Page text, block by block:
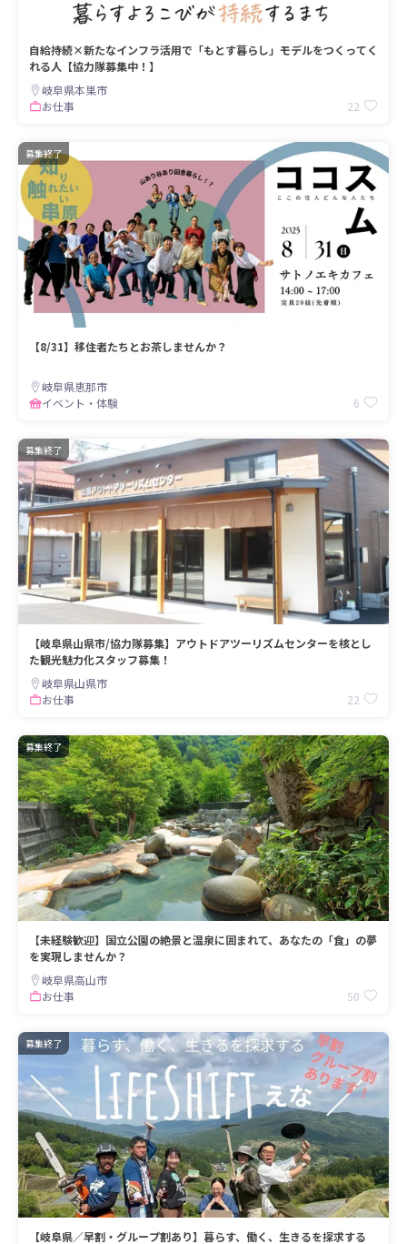
自給持続×新たなインフラ活用で「もとす暮らし」モデルをつくってく
れる人【協力隊募集中！】
岐阜県本巣市
お仕事
22
募集終了
【8/31】移住者たちとお茶しませんか？
岐阜県恵那市
イベント・体験
6
募集終了
【岐阜県山県市/協力隊募集】アウトドアツーリズムセンターを核とし
た観光魅力化スタッフ募集！
岐阜県山県市
お仕事
22
募集終了
【未経験歓迎】国立公園の絶景と温泉に囲まれて、あなたの「食」の夢
を実現しませんか？
岐阜県高山市
お仕事
50
募集終了
【岐阜県／早割・グループ割あり】暮らす、働く、生きるを探求する